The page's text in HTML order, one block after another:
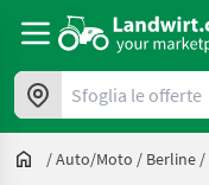
Sfoglia le offerte
/Auto/moto / Berline /